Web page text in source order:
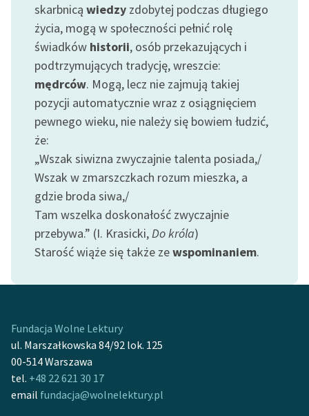
niepełnosprawnościami
Feministyczne inspiracje.
Popularyzacja
skandynawskiej literatury
feministycznej
Ręce pełne poezji
Kolekcje edukacyjne
twórców przechodzących
do domeny publicznej,
lektur szkolnych oraz
Starego Testamentu
Odkurzamy bohaterów
Szkoła Poezji Wolnych
Lektur
Kontakt
O projekcie
Zespół
skarbnicą wiedzy zdobytej podczas długiego
życia, mogą w społeczności pełnić rolę
świadków historii, osób przekazujących i
podtrzymujących tradycję, wreszcie:
mędrców. Mogą, lecz nie zajmują takiej
pozycji automatycznie wraz z osiągnięciem
pewnego wieku, nie należy się bowiem łudzić,
że:
„Wszak siwizna zwyczajnie talenta posiada,/
Wszak w zmarszczkach rozum mieszka, a
gdzie broda siwa,/
Tam wszelka doskonałość zwyczajnie
przebywa.” (I. Krasicki,Do króla)
Starość wiąże się także zewspominaniem.
Fundacja Wolne Lektury
ul. Marszałkowska 84/92 lok. 125
00-514 Warszawa
tel. +48 22 621 30 17
email fundacja@wolnelektury.pl